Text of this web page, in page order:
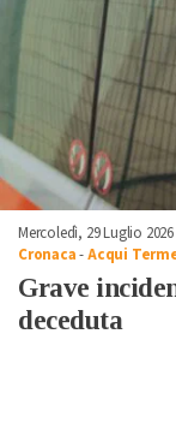
Mercoledì, 29 Luglio 2026
Cronaca-Acqui
Grave
deceduta